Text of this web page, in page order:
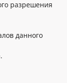
разрешения
данного